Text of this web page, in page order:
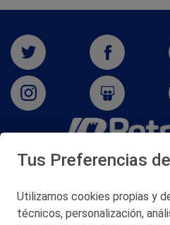
San Martín 5-
© 2026
Tus Preferencias
Utilizamos cookies propias y
técnicos, personalización,